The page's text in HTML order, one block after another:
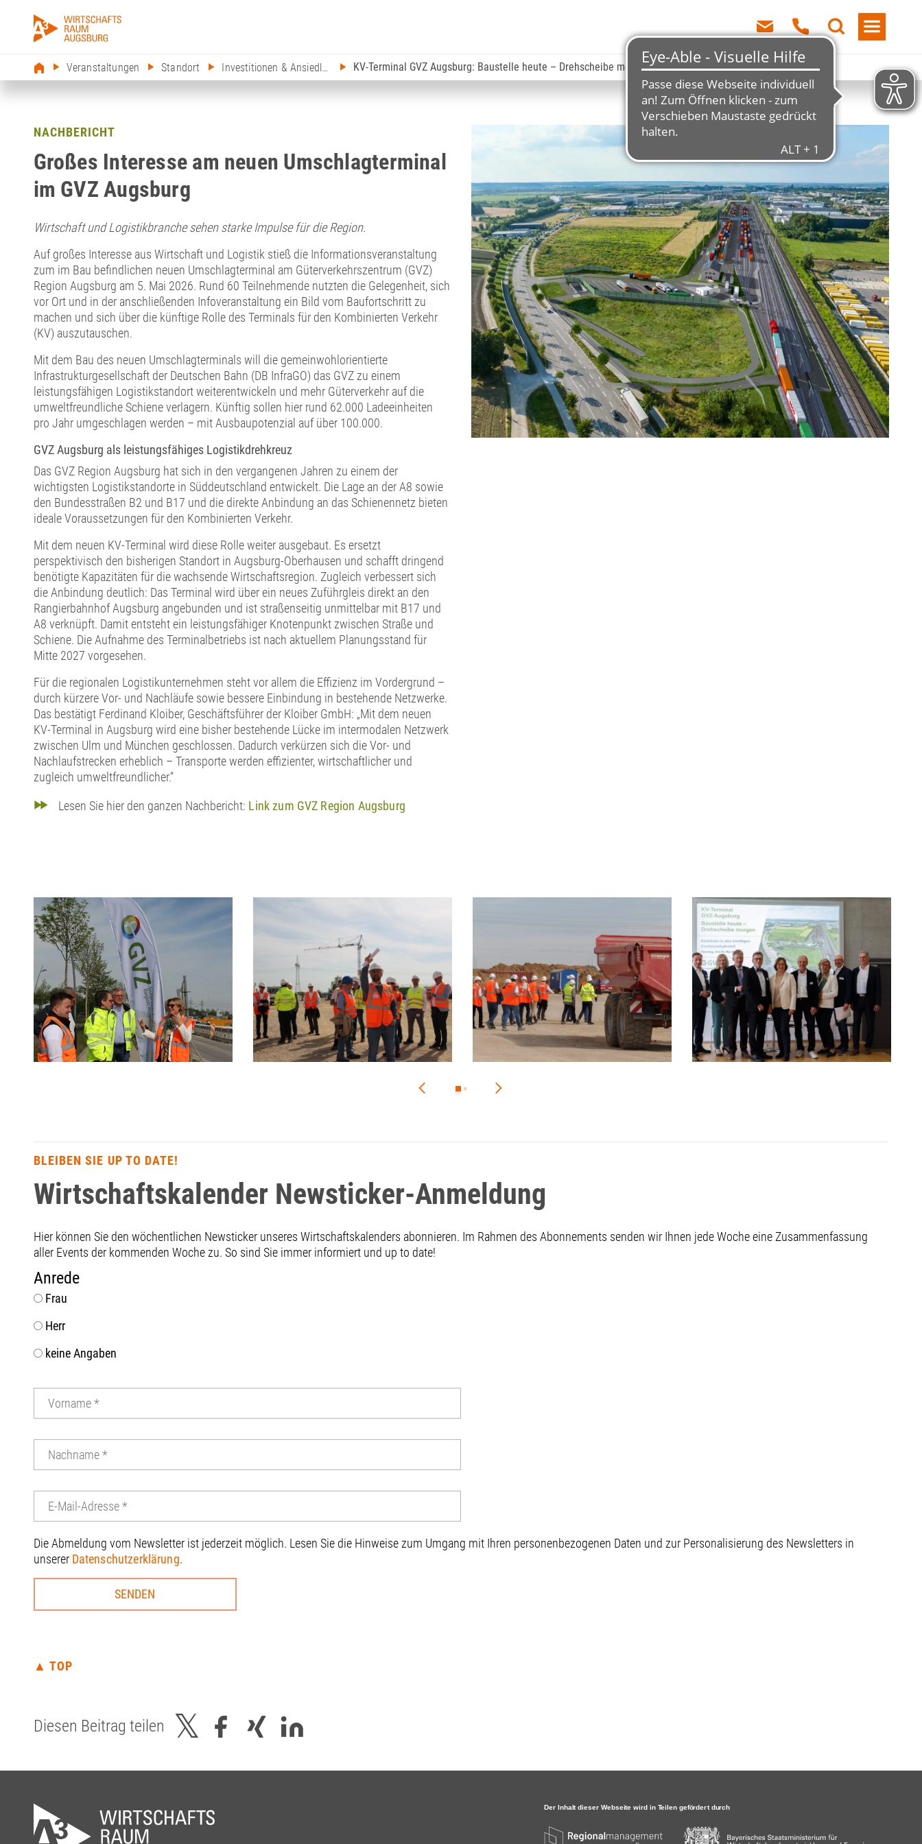
Veranstaltungen Standort Investitionen & Ansiedlung KV-Terminal GVZ Augsburg: Baustelle heute – Drehscheibe morgen
NACHBERICHT
Großes Interesse am neuen Umschlagterminal
im GVZ Augsburg
Wirtschaft und Logistikbranche sehen starke Impulse für die Region.
Auf großes Interesse aus Wirtschaft und Logistik stieß die Informationsveranstaltung
zum im Bau befindlichen neuen Umschlagterminal am Güterverkehrszentrum (GVZ)
Region Augsburg am 5. Mai 2026. Rund 60 Teilnehmende nutzten die Gelegenheit, sich
vor Ort und in der anschließenden Infoveranstaltung ein Bild vom Baufortschritt zu
machen und sich über die künftige Rolle des Terminals für den Kombinierten Verkehr
(KV) auszutauschen.
Mit dem Bau des neuen Umschlagterminals will die gemeinwohlorientierte
Infrastrukturgesellschaft der Deutschen Bahn (DB InfraGO) das GVZ zu einem
leistungsfähigen Logistikstandort weiterentwickeln und mehr Güterverkehr auf die
umweltfreundliche Schiene verlagern. Künftig sollen hier rund 62.000 Ladeeinheiten
pro Jahr umgeschlagen werden – mit Ausbaupotenzial auf über 100.000.
GVZ Augsburg als leistungsfähiges Logistikdrehkreuz
Das GVZ Region Augsburg hat sich in den vergangenen Jahren zu einem der
wichtigsten Logistikstandorte in Süddeutschland entwickelt. Die Lage an der A8 sowie
den Bundesstraßen B2 und B17 und die direkte Anbindung an das Schienennetz bieten
ideale Voraussetzungen für den Kombinierten Verkehr.
Mit dem neuen KV-Terminal wird diese Rolle weiter ausgebaut. Es ersetzt
perspektivisch den bisherigen Standort in Augsburg-Oberhausen und schafft dringend
benötigte Kapazitäten für die wachsende Wirtschaftsregion. Zugleich verbessert sich
die Anbindung deutlich: Das Terminal wird über ein neues Zuführgleis direkt an den
Rangierbahnhof Augsburg angebunden und ist straßenseitig unmittelbar mit B17 und
A8 verknüpft. Damit entsteht ein leistungsfähiger Knotenpunkt zwischen Straße und
Schiene. Die Aufnahme des Terminalbetriebs ist nach aktuellem Planungsstand für
Mitte 2027 vorgesehen.
Für die regionalen Logistikunternehmen steht vor allem die Effizienz im Vordergrund –
durch kürzere Vor- und Nachläufe sowie bessere Einbindung in bestehende Netzwerke.
Das bestätigt Ferdinand Kloiber, Geschäftsführer der Kloiber GmbH: „Mit dem neuen
KV-Terminal in Augsburg wird eine bisher bestehende Lücke im intermodalen Netzwerk
zwischen Ulm und München geschlossen. Dadurch verkürzen sich die Vor- und
Nachlaufstrecken erheblich – Transporte werden effizienter, wirtschaftlicher und
zugleich umweltfreundlicher.“
Lesen Sie hier den ganzen Nachbericht: Link zum GVZ Region Augsburg
BLEIBEN SIE UP TO DATE!
Wirtschaftskalender Newsticker-Anmeldung
Hier können Sie den wöchentlichen Newsticker unseres Wirtschaftskalenders abonnieren. Im Rahmen des Abonnements senden wir Ihnen jede Woche eine Zusammenfassung
aller Events der kommenden Woche zu. So sind Sie immer informiert und up to date!
Anrede
Frau
Herr
keine Angaben
Die Abmeldung vom Newsletter ist jederzeit möglich. Lesen Sie die Hinweise zum Umgang mit Ihren personenbezogenen Daten und zur Personalisierung des Newsletters in
unserer Datenschutzerklärung.
▲ TOP
Diesen Beitrag teilen